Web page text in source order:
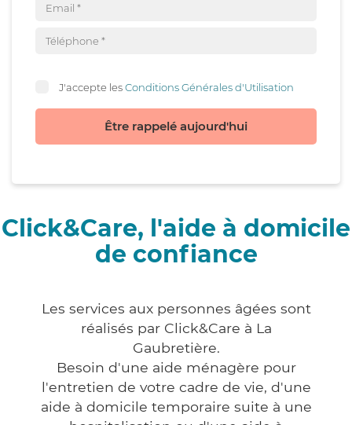
J'accepte lesConditions Générales d'Utilisation
Être rappelé aujourd'hui
Click&Care, l'aide à domicile
de confiance
Les services aux personnes âgées sont
réalisés par Click&Care à La
Gaubretière.
Besoin d'une aide ménagère pour
l'entretien de votre cadre de vie, d'une
aide à domicile temporaire suite à une